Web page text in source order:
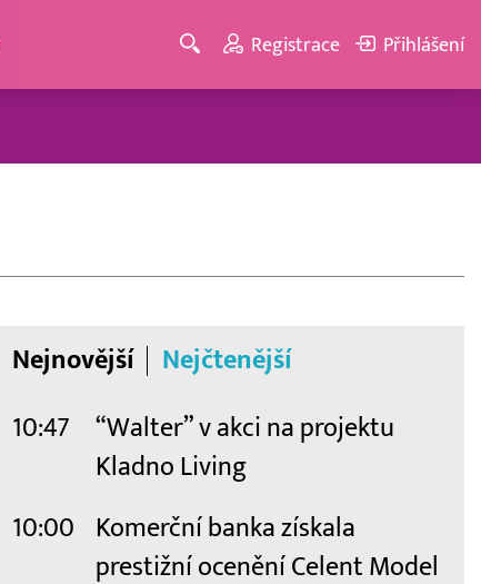
Registrace Přihlášení
Nejnovější Nejčtenější
10:47
“Walter” v akci na projektu
Kladno Living
10:00
Komerční banka získala
prestižní ocenění Celent Model